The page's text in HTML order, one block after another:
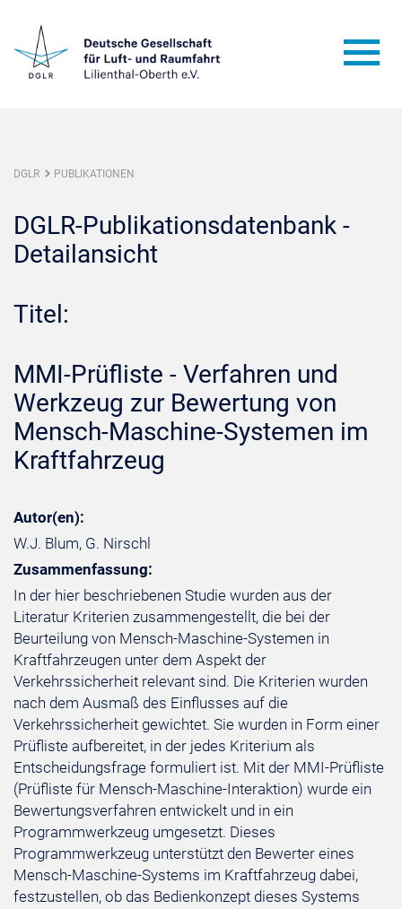
DGLR PUBLIKATIONEN
DGLR-Publikationsdatenbank -
Detailansicht
Titel:
MMI-Prüfliste - Verfahren und
Werkzeug zur Bewertung von
Mensch-Maschine-Systemen im
Kraftfahrzeug
Autor(en):
W.J. Blum, G. Nirschl
Zusammenfassung:
In der hier beschriebenen Studie wurden aus der
Literatur Kriterien zusammengestellt, die bei der
Beurteilung von Mensch-Maschine-Systemen in
Kraftfahrzeugen unter dem Aspekt der
Verkehrssicherheit relevant sind. Die Kriterien wurden
nach dem Ausmaß des Einflusses auf die
Verkehrssicherheit gewichtet. Sie wurden in Form einer
Prüfliste aufbereitet, in der jedes Kriterium als
Entscheidungsfrage formuliert ist. Mit der MMI-Prüfliste
(Prüfliste für Mensch-Maschine-Interaktion) wurde ein
Bewertungsverfahren entwickelt und in ein
Programmwerkzeug umgesetzt. Dieses
Programmwerkzeug unterstützt den Bewerter eines
Mensch-Maschine-Systems im Kraftfahrzeug dabei,
festzustellen, ob das Bedienkonzept dieses Systems